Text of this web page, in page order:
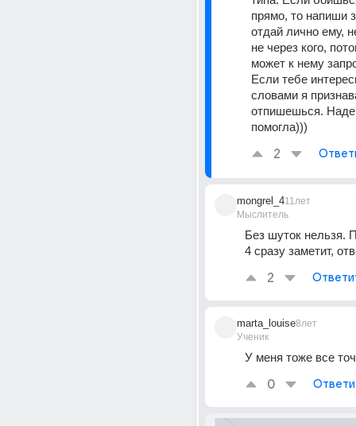
прямо, то напиши
отдай лично ему,
не через кого,
может к нему
Если тебе
словами я
отпишешься.
помогла)))
2
mongrel_4
Мыслитель
11лет
Без шуток нельзя.
4 сразу заметит,
2
marta_louise
Ученик
8лет
У меня тоже все
0